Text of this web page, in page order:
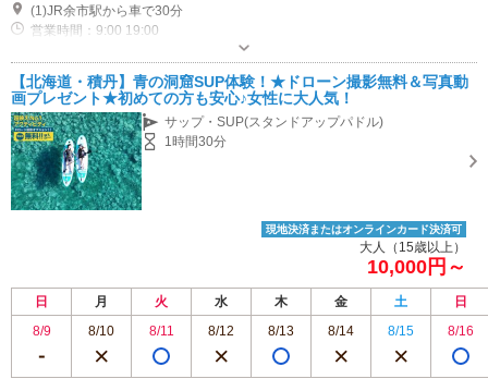
(1)JR余市駅から車で30分
営業時間：9:00 19:00
【北海道・積丹】青の洞窟SUP体験！★ドローン撮影無料＆写真動
画プレゼント★初めての方も安心♪女性に大人気！
サップ・SUP(スタンドアップパドル)
1時間30分
現地決済またはオンラインカード決済可
大人（15歳以上）
10,000円～
日 月 火 水 木 金 土
日
8/9
8/10 8/11 8/12 8/13 8/14 8/15 8/16